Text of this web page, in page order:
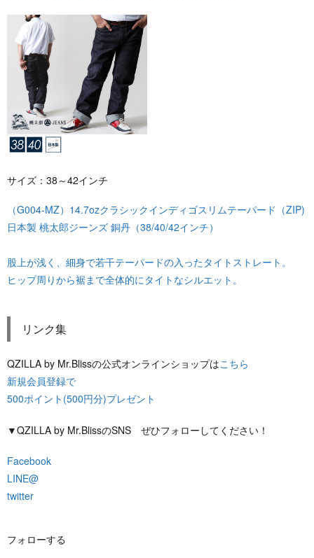
サイズ：38～42インチ
（G004-MZ）14.7ozクラシックインディゴスリムテーパード（ZIP)
日本製 桃太郎ジーンズ 銅丹（38/40/42インチ）
股上が浅く、細身で若干テーパードの入ったタイトストレート。
ヒップ周りから裾まで全体的にタイトなシルエット。
リンク集
QZILLA by Mr.Blissの公式オンラインショップはこちら
新規会員登録で
500ポイント(500円分)プレゼント
▼QZILLA by Mr.BlissのSNS ぜひフォローしてください！
Facebook
LINE@
twitter
フォローする